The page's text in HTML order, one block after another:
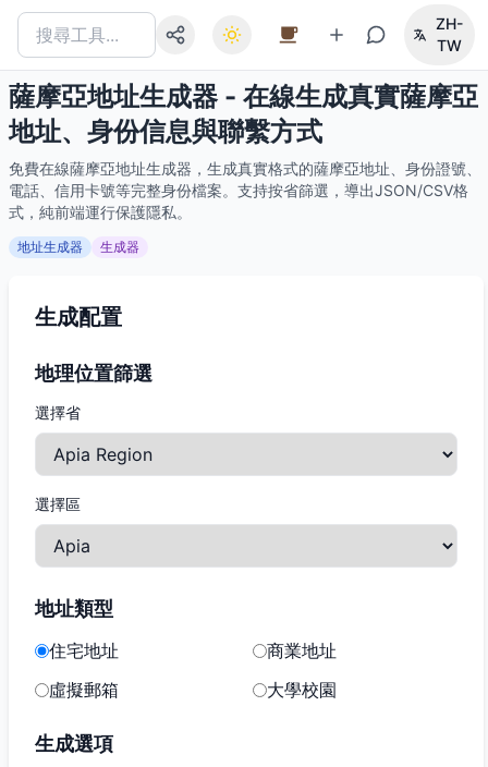
ZH-
TW
薩摩亞地址生成器 - 在線生成真實薩摩亞
地址、身份信息與聯繫方式
免費在線薩摩亞地址生成器，生成真實格式的薩摩亞地址、身份證號、
電話、信用卡號等完整身份檔案。支持按省篩選，導出JSON/CSV格
式，純前端運行保護隱私。
地址生成器 生成器
生成配置
地理位置篩選
選擇省
選擇區
地址類型
住宅地址
商業地址
虛擬郵箱
大學校園
生成選項